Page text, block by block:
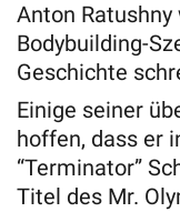
Anton
Bodybuilding-
Geschichte
Einige seiner
hoffen, dass er
“Terminator”
Titel des Mr.